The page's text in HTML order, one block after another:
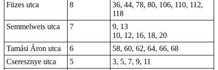
Füzes utca 8
36, 44, 78, 80, 106, 110, 112,
118
Semmelweis utca
7
9, 13
10, 12, 16, 18, 20
Tamási Áron utca
6
58, 60, 62, 64, 66, 68
Cseresznye utca
5
3, 5, 7, 9, 11